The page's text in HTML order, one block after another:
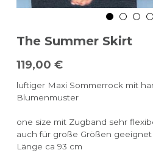
The Summer Skirt
119,00 €
luftiger Maxi Sommerrock mit
Blumenmuster
one size mit Zugband sehr
auch für große Größen geeignet
Länge ca 93 cm